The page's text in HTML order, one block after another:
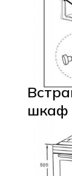
шкаф